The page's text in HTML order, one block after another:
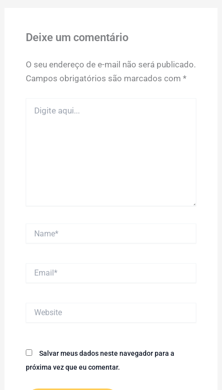
Deixe um comentário
O seu endereço de e-mail não será publicado.
Campos obrigatórios são marcados com *
aqui...
Salvar meus dados neste navegador para a
próxima vez que eu comentar.